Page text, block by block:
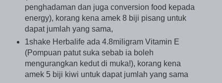
penghadaman dan juga conversion food kepada
energy), korang kena amek 8 biji pisang untuk
dapat jumlah yang sama,
1shake Herbalife ada 4.8miligram Vitamin E
(Pompuan patut suka sebab ia boleh
mengurangkan kedut di muka!), korang kena
amek 5 biji kiwi untuk dapat jumlah yang sama